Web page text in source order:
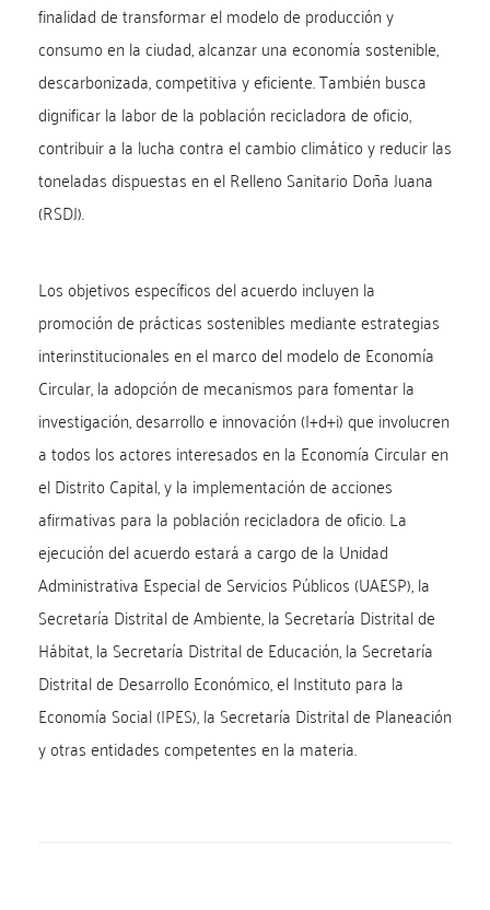
finalidad de transformar el modelo de producción y
consumo en la ciudad, alcanzar una economía sostenible,
descarbonizada, competitiva y eficiente. También busca
dignificar la labor de la población recicladora de oficio,
contribuir a la lucha contra el cambio climático y reducir las
toneladas dispuestas en el Relleno Sanitario Doña Juana
(RSDJ).
Los objetivos específicos del acuerdo incluyen la
promoción de prácticas sostenibles mediante estrategias
interinstitucionales en el marco del modelo de Economía
Circular, la adopción de mecanismos para fomentar la
investigación, desarrollo e innovación (I+d+i) que involucren
a todos los actores interesados en la Economía Circular en
el Distrito Capital, y la implementación de acciones
afirmativas para la población recicladora de oficio. La
ejecución del acuerdo estará a cargo de la Unidad
Administrativa Especial de Servicios Públicos (UAESP), la
Secretaría Distrital de Ambiente, la Secretaría Distrital de
Hábitat, la Secretaría Distrital de Educación, la Secretaría
Distrital de Desarrollo Económico, el Instituto para la
Economía Social (IPES), la Secretaría Distrital de Planeación
y otras entidades competentes en la materia.